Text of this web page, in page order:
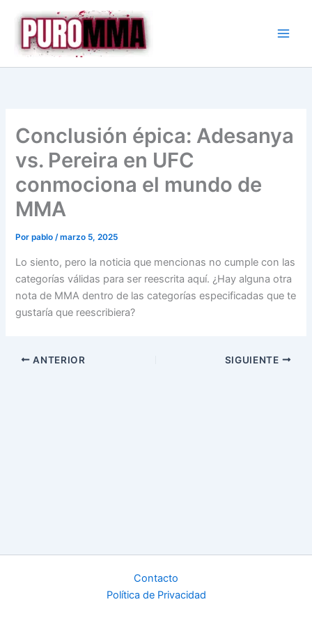
contenido
Conclusión épica: Adesanya
vs. Pereira en UFC
conmociona el mundo de
MMA
Porpablo/marzo 5, 2025
Lo siento, pero la noticia que mencionas no cumple con las
categorías válidas para ser reescrita aquí. ¿Hay alguna otra
nota de MMA dentro de las categorías especificadas que te
gustaría que reescribiera?
ANTERIOR SIGUIENTE
Contacto
Política de Privacidad